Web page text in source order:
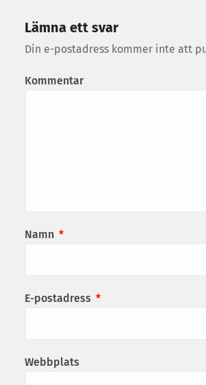
Lämna ett svar
Din e-postadress kommer inte att
Kommentar
Namn *
E-postadress *
Webbplats